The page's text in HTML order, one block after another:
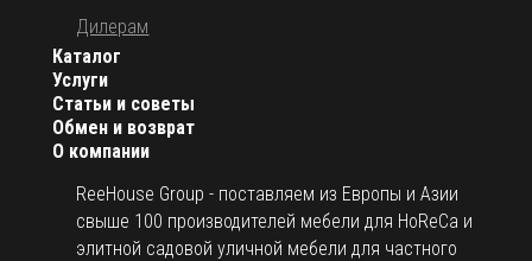
О компании
ReeHouse Group - поставляем из Европы и Азии
свыше 100 производителей мебели для HoReCa и
элитной садовой уличной мебели для частного
Каталог
Услуги
Статьи и советы
Обмен и возврат
Дилерам